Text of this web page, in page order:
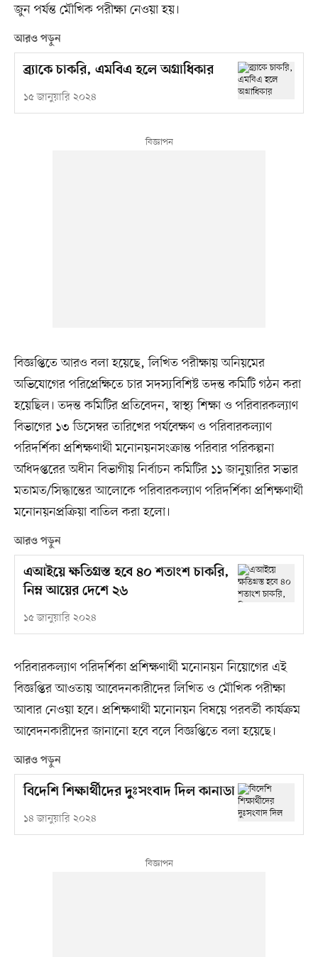
জুন পর্যন্ত মৌখিক পরীক্ষা নেওয়া হয়।
আরও পড়ুন
ব্র্যাকে চাকরি, এমবিএ হলে অগ্রাধিকার
১৫ জানুয়ারি ২০২৪
বিজ্ঞপ্তিতে আরও বলা হয়েছে, লিখিত পরীক্ষায় অনিয়মের
অভিযোগের পরিপ্রেক্ষিতে চার সদস্যবিশিষ্ট তদন্ত কমিটি গঠন করা
হয়েছিল। তদন্ত কমিটির প্রতিবেদন, স্বাস্থ্য শিক্ষা ও পরিবারকল্যাণ
বিভাগের ১৩ ডিসেম্বর তারিখের পর্যবেক্ষণ ও পরিবারকল্যাণ
পরিদর্শিকা প্রশিক্ষণার্থী মনোনয়নসংক্রান্ত পরিবার পরিকল্পনা
অধিদপ্তরের অধীন বিভাগীয় নির্বাচন কমিটির ১১ জানুয়ারির সভার
মতামত/সিদ্ধান্তের আলোকে পরিবারকল্যাণ পরিদর্শিকা প্রশিক্ষণার্থী
মনোনয়নপ্রক্রিয়া বাতিল করা হলো।
আরও পড়ুন
এআইয়ে ক্ষতিগ্রস্ত হবে ৪০ শতাংশ চাকরি,
নিম্ন আয়ের দেশে ২৬
১৫ জানুয়ারি ২০২৪
পরিবারকল্যাণ পরিদর্শিকা প্রশিক্ষণার্থী মনোনয়ন নিয়োগের এই
বিজ্ঞপ্তির আওতায় আবেদনকারীদের লিখিত ও মৌখিক পরীক্ষা
আবার নেওয়া হবে। প্রশিক্ষণার্থী মনোনয়ন বিষয়ে পরবর্তী কার্যক্রম
আবেদনকারীদের জানানো হবে বলে বিজ্ঞপ্তিতে বলা হয়েছে।
আরও পড়ুন
বিদেশি শিক্ষার্থীদের দুঃসংবাদ দিল কানাডা
১৪ জানুয়ারি ২০২৪